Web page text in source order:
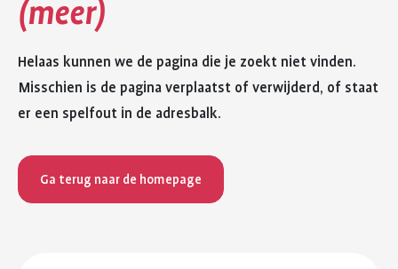
(meer)
Helaas kunnen we de pagina die je zoekt niet vinden.
Misschien is de pagina verplaatst of verwijderd, of staat
er een spelfout in de adresbalk.
Ga terug naar de homepage